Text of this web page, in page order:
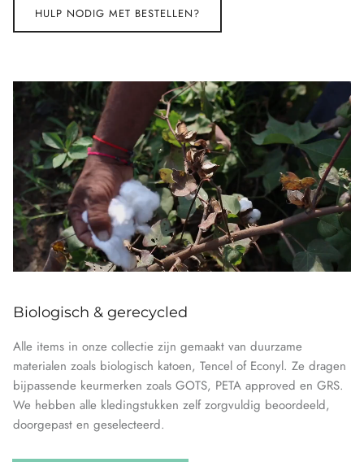
HULP NODIG MET BESTELLEN?
Biologisch & gerecycled
Alle items in onze collectie zijn gemaakt van duurzame
materialen zoals biologisch katoen, Tencel of Econyl. Ze dragen
bijpassende keurmerken zoals GOTS, PETA approved en GRS.
We hebben alle kledingstukken zelf zorgvuldig beoordeeld,
doorgepast en geselecteerd.